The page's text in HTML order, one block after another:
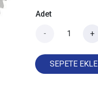
Adet
- +
SEPETE EKLE